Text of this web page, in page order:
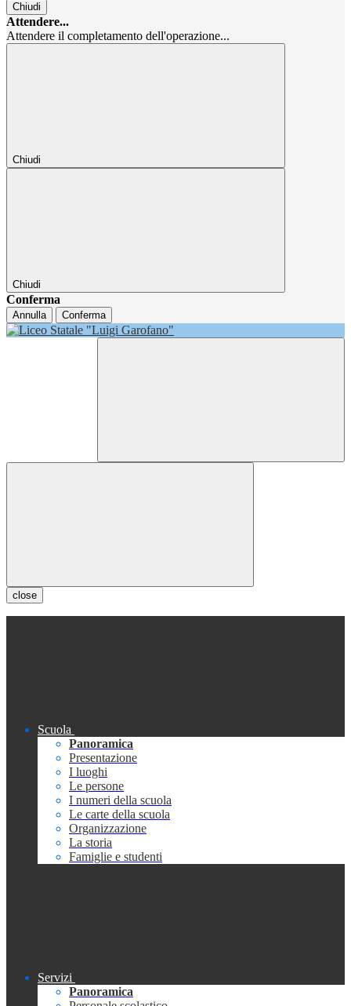
Chiudi
Attendere...
Attendere il completamento dell'operazione...
Chiudi
Chiudi
Conferma
Annulla Conferma
close
Scuola
Panoramica
Presentazione
I luoghi
Le persone
I numeri della scuola
Le carte della scuola
Organizzazione
La storia
Famiglie e studenti
Servizi
Panoramica